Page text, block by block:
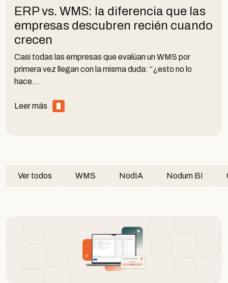
ERP vs. WMS: la diferencia que las
empresas descubren recién cuando
crecen
Casi todas las empresas que evalúan un WMS por
primera vez llegan con la misma duda: “¿esto no lo
hace…
Leer más
Ver todos WMS NodIA Nodum BI